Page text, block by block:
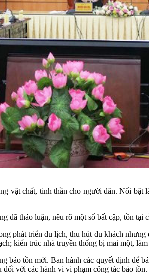
vật chất, tinh thần cho người dân. Nổi
thảo luận, nêu rõ một số bất cập, tồn tại
phát triển du lịch, thu hút du khách
kiến trúc nhà truyền thống bị mai một,
bảo tồn mới. Ban hành các quyết định để
với các hành vi vi phạm công tác bảo tồn.